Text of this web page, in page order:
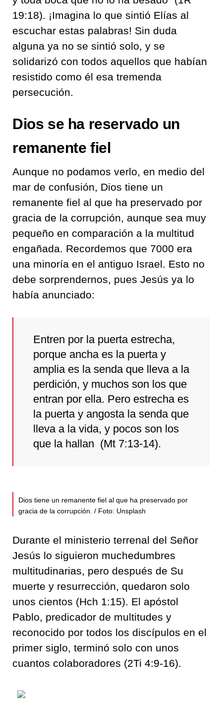
19:18). ¡Imagina lo que sintió Elías al
escuchar estas palabras! Sin duda
alguna ya no se sintió solo, y se
solidarizó con todos aquellos que habían
resistido como él esa tremenda
persecución.
Dios se ha reservado un
remanente fiel
Aunque no podamos verlo, en medio del
mar de confusión, Dios tiene un
remanente fiel al que ha preservado por
gracia de la corrupción, aunque sea muy
pequeño en comparación a la multitud
engañada. Recordemos que 7000 era
una minoría en el antiguo Israel. Esto no
debe sorprendernos, pues Jesús ya lo
había anunciado:
Entren por la puerta estrecha,
porque ancha es la puerta y
amplia es la senda que lleva a la
perdición, y muchos son los que
entran por ella. Pero estrecha es
la puerta y angosta la senda que
lleva a la vida, y pocos son los
que la hallan (Mt 7:13-14).
Dios tiene un remanente fiel al que ha preservado por
gracia de la corrupción. / Foto: Unsplash
Durante el ministerio terrenal del Señor
Jesús lo siguieron muchedumbres
multitudinarias, pero después de Su
muerte y resurrección, quedaron solo
unos cientos (Hch 1:15). El apóstol
Pablo, predicador de multitudes y
reconocido por todos los discípulos en el
primer siglo, terminó solo con unos
cuantos colaboradores (2Ti 4:9-16).